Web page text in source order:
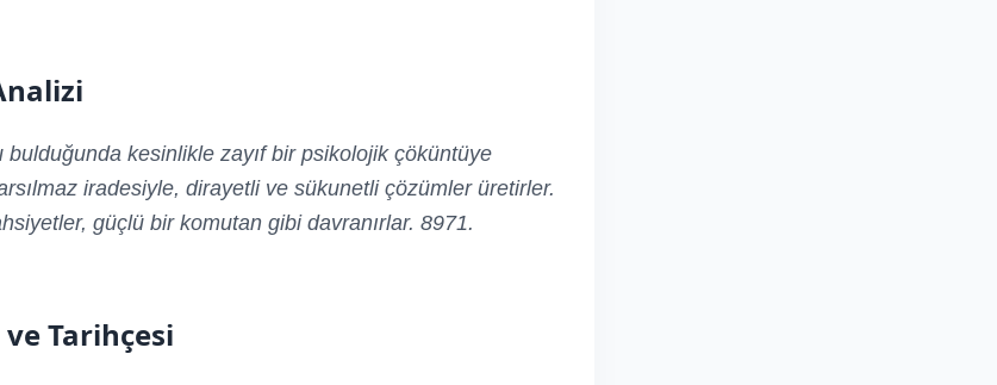
bulduğunda kesinlikle zayıf bir psikolojik çöküntüye
iradesiyle, dirayetli ve sükunetli çözümler üretirler.
güçlü bir komutan gibi davranırlar. 8971.
Tarihçesi